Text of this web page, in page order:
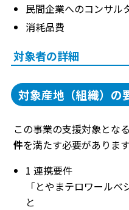
民間企業へのコンサル
消耗品費
対象者の詳細
対象産地（組織）の
この事業の支援対象とな
件を満たす必要があります
1 連携要件
「とやまテロワール
と